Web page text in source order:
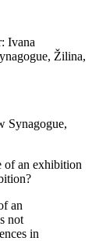
Ivana
Žilina,
Synagogue,
of an exhibition
an
not
in